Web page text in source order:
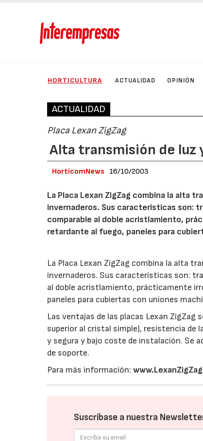
HORTICULTURA ACTUALIDAD OPINIÓN
ACTUALIDAD
Placa Lexan ZigZag
Alta transmisión de luz
HorticomNews 16/10/2003
La Placa Lexan ZigZag combina la alta
invernaderos. Sus características son:
comparable al doble acristlamiento,
retardante al fuego, paneles para
La Placa Lexan ZigZag combina la alta
invernaderos. Sus características son:
al doble acristlamiento, prácticamente
paneles para cubiertas con uniones
Las ventajas de las placas Lexan
superior al cristal simple), resistencia de
y segura y bajo coste de instalación. Se
de soporte.
Para más información:
Suscríbase a nuestra